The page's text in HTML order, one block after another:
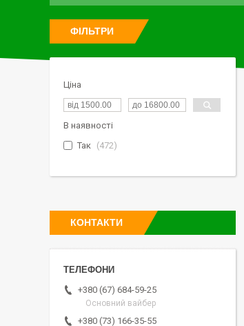
ФІЛЬТРИ
Ціна
В наявності
Так
472
КОНТАКТИ
+380 (67) 684-59-25
Основний вайбер
+380 (73) 166-35-55